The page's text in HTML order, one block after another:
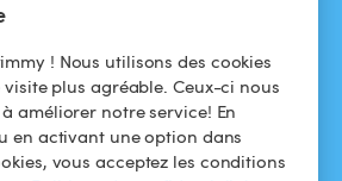
! Nous utilisons des cookies
plus agréable. Ceux-ci nous
améliorer notre service! En
en activant une option dans
vous acceptez les conditions
Louer ma piscine
Comment ça
marche ?
confidentialité
Mentions légales